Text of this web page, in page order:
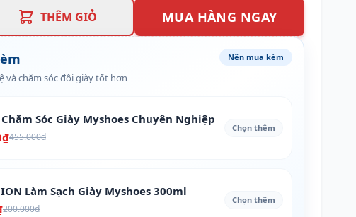
THÊM GIỎ MUA HÀNG NGAY
và chăm sóc đôi giày tốt hơn
Nên mua kèm
Sóc Giày Myshoes Chuyên Nghiệp
455.000₫
Chọn thêm
Làm Sạch Giày Myshoes 300ml
200.000₫
Chọn thêm